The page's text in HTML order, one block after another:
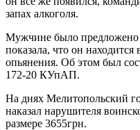
запах алкоголя.
Мужчине было предложено
показала, что он находится
опьянения. Об этом был
172-20 КУпАП.
На днях Мелитопольский
наказал нарушителя
размере 3655грн.